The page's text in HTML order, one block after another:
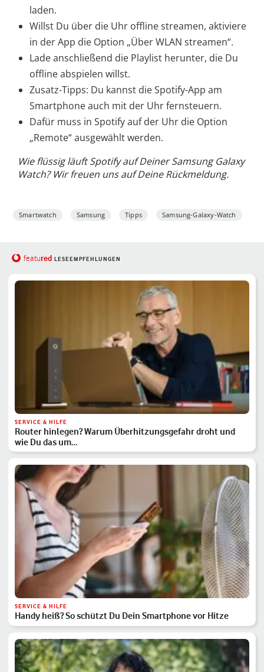
laden.
Willst Du über die Uhr offline streamen, aktiviere
in der App die Option „Über WLAN streamen“.
Lade anschließend die Playlist herunter, die Du
offline abspielen willst.
Zusatz-Tipps: Du kannst die Spotify-App am
Smartphone auch mit der Uhr fernsteuern.
Dafür muss in Spotify auf der Uhr die Option
„Remote“ ausgewählt werden.
Wie flüssig läuft Spotify auf Deiner Samsung Galaxy
Watch? Wir freuen uns auf Deine Rückmeldung.
Smartwatch Samsung Tipps Samsung-Galaxy-Watch
featured LESEEMPFEHLUNGEN
SERVICE & HILFE
Router hinlegen? Warum Überhitzungsgefahr droht und
wie Du das um…
SERVICE & HILFE
Handy heiß? So schützt Du Dein Smartphone vor Hitze